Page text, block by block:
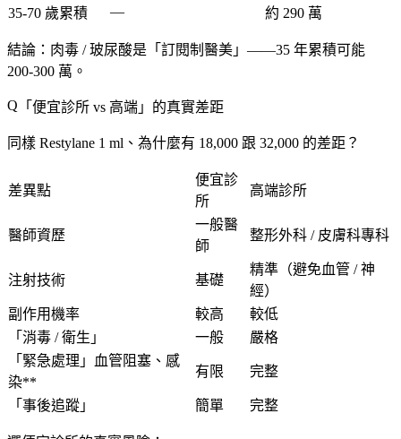
35-70 歲累積
— 約 290 萬
結論 ：肉毒 / 玻尿酸是「 訂閱制醫美 」——35 年累積可能
200-300 萬 。
「 便宜診所 vs 高端 」的真實差距
同樣 Restylane 1 ml、為什麼有 18,000 跟 32,000 的差距？
差異點
便宜診
所
高端診所
醫師資歷
一般醫
師
整形外科 / 皮膚科專科
注射技術 基礎
精準（避免血管 / 神
經）
副作用機率
較高
較低
「 消毒 / 衛生 」 一般
嚴格
「緊急處理」血管阻塞、感
染**
有限 完整
「 事後追蹤 」 簡單 完整